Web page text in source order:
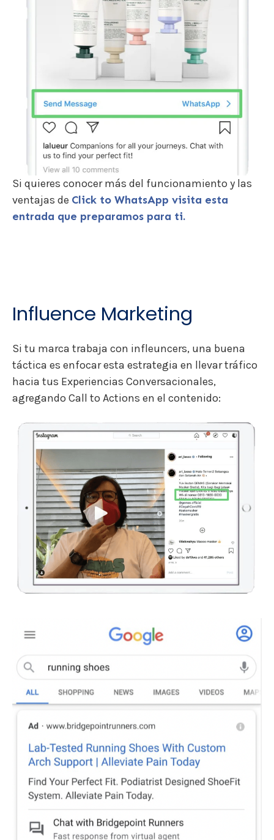
Si quieres conocer más del funcionamiento y las
ventajas de Click to WhatsApp visita esta
entrada que preparamos para ti.
Influence Marketing
Si tu marca trabaja con infleuncers, una buena
táctica es enfocar esta estrategia en llevar tráfico
hacia tus Experiencias Conversacionales,
agregando Call to Actions en el contenido: